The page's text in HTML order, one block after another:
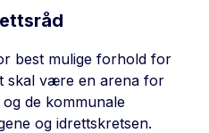
best mulige forhold for
skal være en arena for
de kommunale
og idrettskretsen.